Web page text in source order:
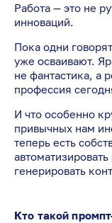
Работа — это не
инноваций.
Пока одни
уже осваивают.
не фантастика, а
профессия
И что особенно
привычных нам
теперь есть
генерировать
Кто такой